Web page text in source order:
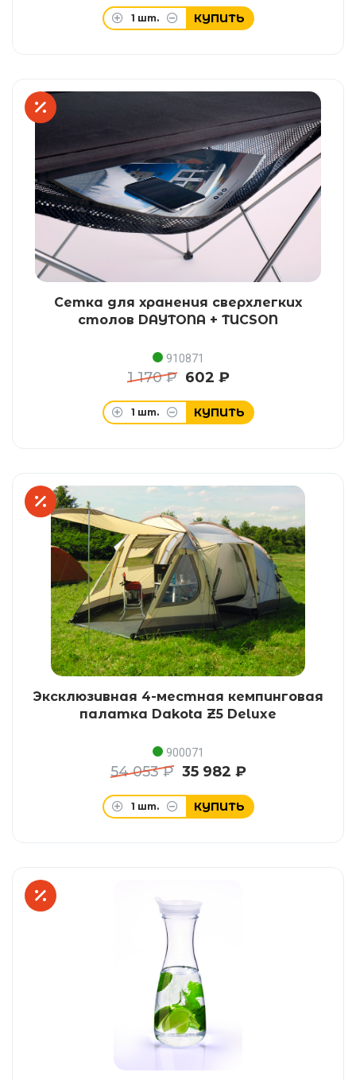
1 шт. КУПИТЬ
Сетка для хранения сверхлегких
столов DAYTONA + TUCSON
910871
1 170 ₽ 602 ₽
1 шт. КУПИТЬ
Эксклюзивная 4-местная кемпинговая
палатка Dakota Z5 Deluxe
900071
54 053 ₽ 35 982 ₽
1 шт. КУПИТЬ